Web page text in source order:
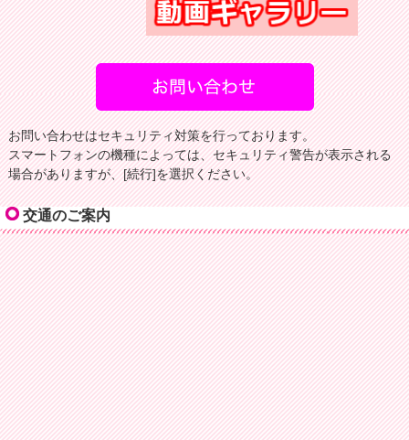
お問い合わせはセキュリティ対策を行っております。
スマートフォンの機種によっては、セキュリティ警告が表示される
場合がありますが、[続行]を選択ください。
交通のご案内